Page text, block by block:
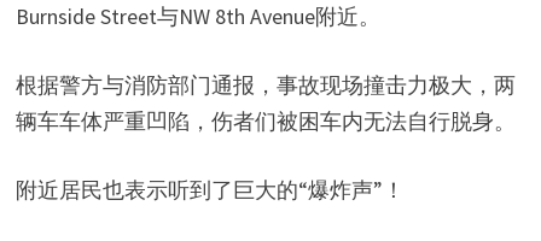
Burnside Street与NW 8th Avenue附近。
根据警方与消防部门通报，事故现场撞击力极大，两
辆车车体严重凹陷，伤者们被困车内无法自行脱身。
附近居民也表示听到了巨大的“爆炸声”！